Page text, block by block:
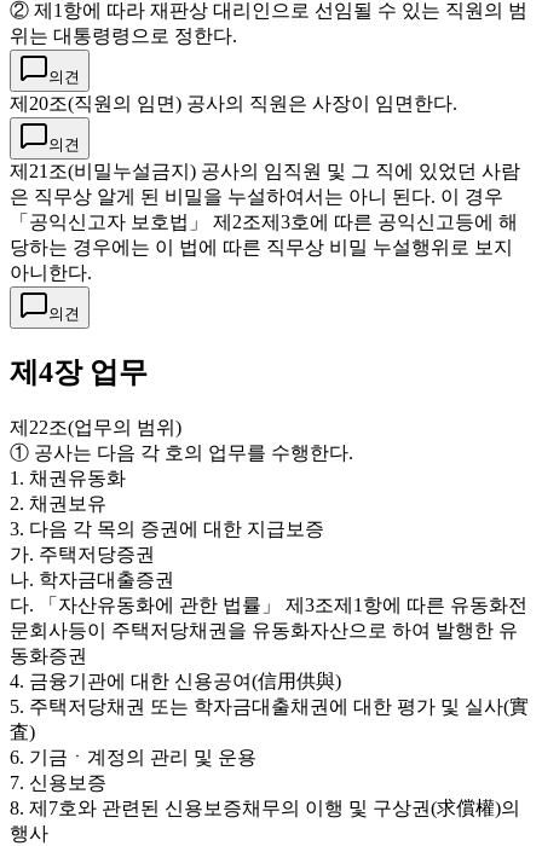
② 제1항에 따라 재판상 대리인으로 선임될 수 있는 직원의 범
위는 대통령령으로 정한다.
의견
제20조(직원의 임면) 공사의 직원은 사장이 임면한다.
의견
제21조(비밀누설금지) 공사의 임직원 및 그 직에 있었던 사람
은 직무상 알게 된 비밀을 누설하여서는 아니 된다. 이 경우
「공익신고자 보호법」 제2조제3호에 따른 공익신고등에 해
당하는 경우에는 이 법에 따른 직무상 비밀 누설행위로 보지
아니한다.
의견
제4장 업무
제22조(업무의 범위)
① 공사는 다음 각 호의 업무를 수행한다.
1. 채권유동화
2. 채권보유
3. 다음 각 목의 증권에 대한 지급보증
가. 주택저당증권
나. 학자금대출증권
다. 「자산유동화에 관한 법률」 제3조제1항에 따른 유동화전
문회사등이 주택저당채권을 유동화자산으로 하여 발행한 유
동화증권
4. 금융기관에 대한 신용공여(信用供與)
5. 주택저당채권 또는 학자금대출채권에 대한 평가 및 실사(實
査)
6. 기금ㆍ계정의 관리 및 운용
7. 신용보증
8. 제7호와 관련된 신용보증채무의 이행 및 구상권(求償權)의
행사